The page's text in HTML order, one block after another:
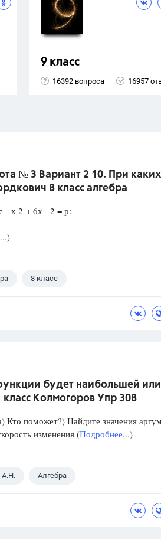
9 класс
16392 вопроса 16957
№ 3 Вариант 2 10. При каких
8 класс алгебра
-х 2 + 6х - 2 = р:
)
8 класс
будет наибольшей или
Колмогоров Упр 308
Кто поможет?) Найдите значения
изменения (Подробнее...)
А.Н. Алгебра